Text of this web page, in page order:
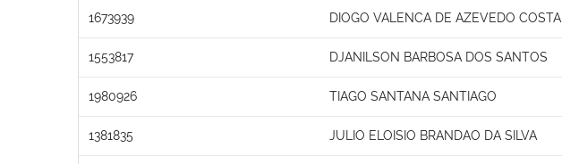
1673939 DIOGO VALENCA DE AZEVEDO COSTA
1553817 DJANILSON BARBOSA DOS SANTOS
1980926 TIAGO SANTANA SANTIAGO
1381835 JULIO ELOISIO BRANDAO DA SILVA